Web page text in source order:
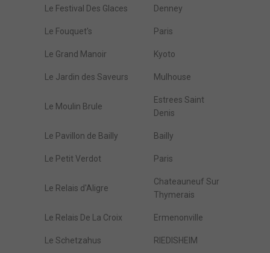
Le Festival Des Glaces Denney
Le Fouquet's Paris
Le Grand Manoir Kyoto
Le Jardin des Saveurs Mulhouse
Le Moulin Brule
Estrees Saint
Denis
Le Pavillon de Bailly Bailly
Le Petit Verdot Paris
Le Relais d'Aligre
Chateauneuf Sur
Thymerais
Le Relais De La Croix Ermenonville
Le Schetzahus RIEDISHEIM